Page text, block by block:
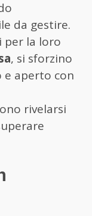
da gestire.
per la loro
, si sforzino
e aperto con
rivelarsi